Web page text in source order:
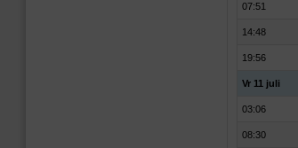
07:51
14:48
19:56
Vr 11 juli
03:06
08:30